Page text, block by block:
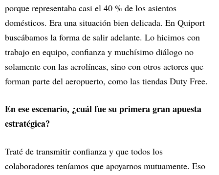
porque representaba casi el 40 % de los asientos
domésticos. Era una situación bien delicada. En Quiport
buscábamos la forma de salir adelante. Lo hicimos con
trabajo en equipo, confianza y muchísimo diálogo no
solamente con las aerolíneas, sino con otros actores que
forman parte del aeropuerto, como las tiendas Duty Free.
En ese escenario, ¿cuál fue su primera gran apuesta
estratégica?
Traté de transmitir confianza y que todos los
colaboradores teníamos que apoyarnos mutuamente. Eso